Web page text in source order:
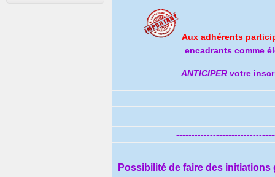
Aux adhérents
encadrants comme
ANTICIPERvotre
Possibilité de faire des initiations